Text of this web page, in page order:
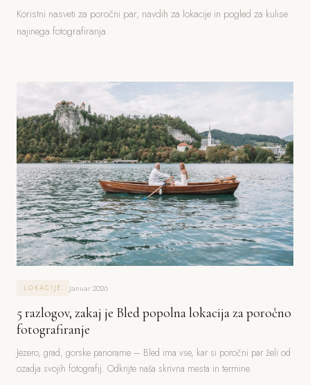
Koristni nasveti za poročni par, navdih za lokacije in pogled za kulise
najinega fotografiranja.
LOKACIJE Januar 2026
5 razlogov, zakaj je Bled popolna lokacija za poročno
fotografiranje
Jezero, grad, gorske panorame – Bled ima vse, kar si poročni par želi od
ozadja svojih fotografij. Odkrijte naša skrivna mesta in termine.